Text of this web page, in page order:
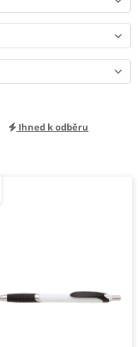
Ihned k odběru